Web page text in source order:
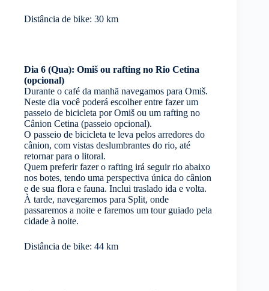
Distância de bike: 30 km
Dia 6 (Qua): Omiš ou rafting no Rio Cetina
(opcional)
Durante o café da manhã navegamos para Omiš.
Neste dia você poderá escolher entre fazer um
passeio de bicicleta por Omiš ou um rafting no
Cânion Cetina (passeio opcional).
O passeio de bicicleta te leva pelos arredores do
cânion, com vistas deslumbrantes do rio, até
retornar para o litoral.
Quem preferir fazer o rafting irá seguir rio abaixo
nos botes, tendo uma perspectiva única do cânion
e de sua flora e fauna. Inclui traslado ida e volta.
À tarde, navegaremos para Split, onde
passaremos a noite e faremos um tour guiado pela
cidade à noite.
Distância de bike: 44 km